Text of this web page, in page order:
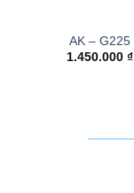
AK – G225
1.450.000 ₫